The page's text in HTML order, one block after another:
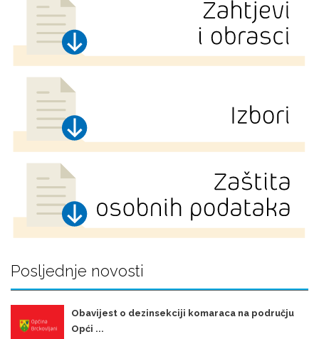
Posljednje novosti
Obavijest o dezinsekciji komaraca na području
Opći ...